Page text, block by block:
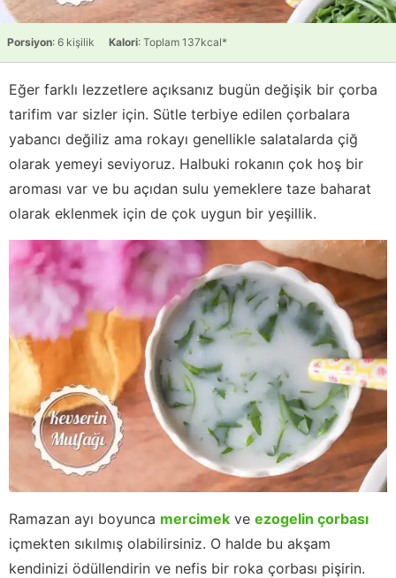
Porsiyon: 6 kişilik Kalori: Toplam 137kcal*
Eğer farklı lezzetlere açıksanız bugün değişik bir çorba
tarifim var sizler için. Sütle terbiye edilen çorbalara
yabancı değiliz ama rokayı genellikle salatalarda çiğ
olarak yemeyi seviyoruz. Halbuki rokanın çok hoş bir
aroması var ve bu açıdan sulu yemeklere taze baharat
olarak eklenmek için de çok uygun bir yeşillik.
Ramazan ayı boyunca mercimek ve ezogelin çorbası
içmekten sıkılmış olabilirsiniz. O halde bu akşam
kendinizi ödüllendirin ve nefis bir roka çorbası pişirin.